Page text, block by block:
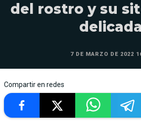
del rostro y su
delicada
7 DE MARZO DE 2022
Compartir en redes